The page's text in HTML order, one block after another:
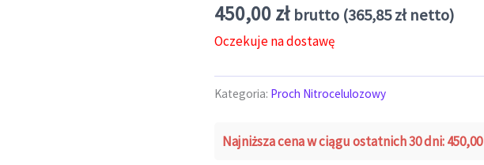
450,00zł brutto (365,85złnetto)
Oczekuje na dostawę
Kategoria: Proch Nitrocelulozowy
Najniższa cena w ciągu ostatnich 30 dni:450,00